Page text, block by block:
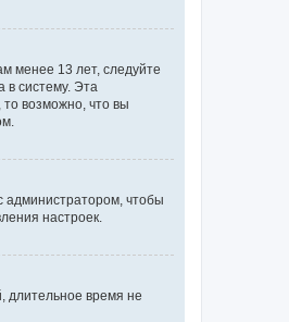
менее 13 лет, следуйте
в систему. Эта
возможно, что вы
администратором, чтобы
настроек.
длительное время не